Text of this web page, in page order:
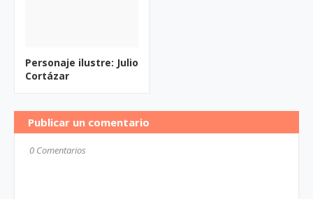
Personaje ilustre: Julio
Cortázar
Publicar un comentario
0 Comentarios